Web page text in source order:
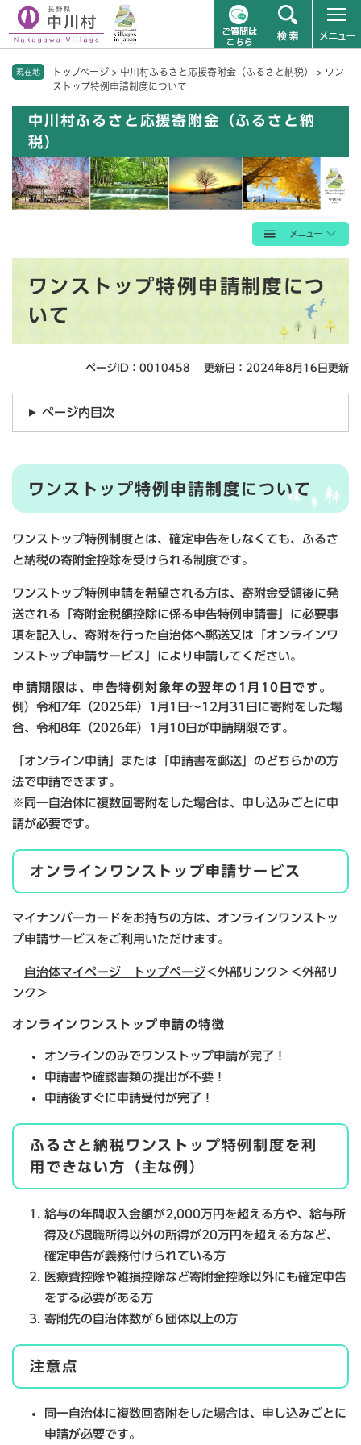
現在地 トップページ > 中川村ふるさと応援寄附金（ふるさと納税） > ​ワン
ストップ特例申請制度について
中川村ふるさと応援寄附金（ふるさと納
税）
​ワンストップ特例申請制度につ
いて
ページID：0010458 更新日：2024年8月16日更新
ページ内目次
ワンストップ特例申請制度について
ワンストップ特例制度とは、確定申告をしなくても、ふるさ
と納税の寄附金控除を受けられる制度です。
ワンストップ特例申請を希望される方は、寄附金受領後に発
送される「寄附金税額控除に係る申告特例申請書」に必要事
項を記入し、寄附を行った自治体へ郵送又は「オンラインワ
ンストップ申請サービス」により申請してください。
申請期限は、申告特例対象年の翌年の1月10日です。
例）令和7年（2025年）1月1日～12月31日に寄附をした場
合、令和8年（2026年）1月10日が申請期限です。
「オンライン申請」または「申請書を郵送」のどちらかの方
法で申請できます。
※同一自治体に複数回寄附をした場合は、申し込みごとに申
請が必要です。
オンラインワンストップ申請サービス
マイナンバーカードをお持ちの方は、オンラインワンストッ
プ申請サービスをご利用いただけます。
自治体マイページ トップページ＜外部リンク＞ ＜外部リ
ンク＞
オンラインワンストップ申請の特徴
オンラインのみでワンストップ申請が完了！
申請書や確認書類の提出が不要！
申請後すぐに申請受付が完了！
ふるさと納税ワンストップ特例制度を利
用できない方（主な例）
給与の年間収入金額が2,000万円を超える方や、給与所
得及び退職所得以外の所得が20万円を超える方など、
確定申告が義務付けられている方
医療費控除や雑損控除など寄附金控除以外にも確定申告
をする必要がある方
寄附先の自治体数が６団体以上の方
注意点
同一自治体に複数回寄附をした場合は、申し込みごとに
申請が必要です。